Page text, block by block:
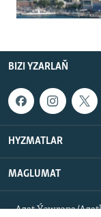
BIZI YZARLAŇ
HYZMATLAR
MAGLUMAT
Azat Ýewropa/